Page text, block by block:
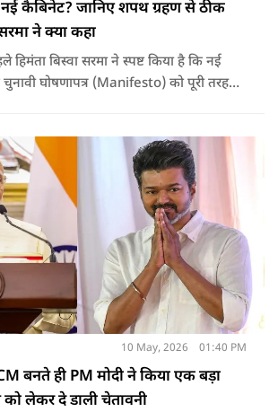
कैबिनेट? जानिए शपथ ग्रहण से ठीक
ने क्या कहा
बिस्वा सरमा ने स्पष्ट किया है कि नई
घोषणापत्र (Manifesto) को पूरी तरह
10 May, 2026 01:40 PM
बनते ही PM मोदी ने किया एक बड़ा
को लेकर दे डाली चेतावनी